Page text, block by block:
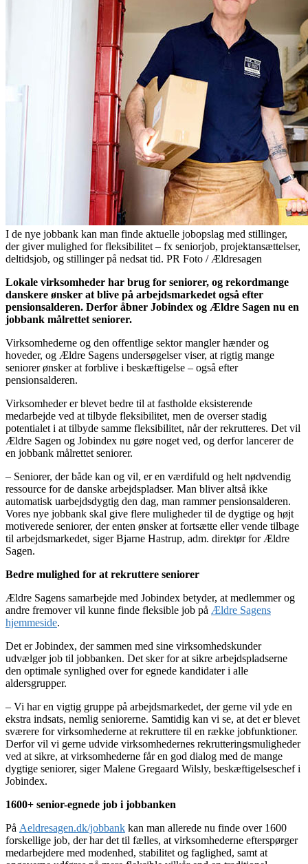
I de nye jobbank kan man finde aktuelle jobopslag med stillinger,
der giver mulighed for fleksibilitet – fx seniorjob, projektansættelser,
deltidsjob, og stillinger på nedsat tid. PR Foto / Ældresagen
Lokale virksomheder har brug for seniorer, og rekordmange
danskere ønsker at blive på arbejdsmarkedet også efter
pensionsalderen. Derfor åbner Jobindex og Ældre Sagen nu en
jobbank målrettet seniorer.
Virksomhederne og den offentlige sektor mangler hænder og
hoveder, og Ældre Sagens undersøgelser viser, at rigtig mange
seniorer ønsker at forblive i beskæftigelse – også efter
pensionsalderen.
Virksomheder er blevet bedre til at fastholde eksisterende
medarbejde ved at tilbyde fleksibilitet, men de overser stadig
potentialet i at tilbyde samme fleksibilitet, når der rekrutteres. Det vil
Ældre Sagen og Jobindex nu gøre noget ved, og derfor lancerer de
en jobbank målrettet seniorer.
– Seniorer, der både kan og vil, er en værdifuld og helt nødvendig
ressource for de danske arbejdspladser. Man bliver altså ikke
automatisk uarbejdsdygtig den dag, man rammer pensionsalderen.
Vores nye jobbank skal give flere muligheder til de dygtige og højt
motiverede seniorer, der enten ønsker at fortsætte eller vende tilbage
til arbejdsmarkedet, siger Bjarne Hastrup, adm. direktør for Ældre
Sagen.
Bedre mulighed for at rekruttere seniorer
Ældre Sagens samarbejde med Jobindex betyder, at medlemmer og
andre fremover vil kunne finde fleksible job på Ældre Sagens
hjemmeside.
Det er Jobindex, der sammen med sine virksomhedskunder
udvælger job til jobbanken. Det sker for at sikre arbejdspladserne
den optimale synlighed over for egnede kandidater i alle
aldersgrupper.
– Vi har en vigtig gruppe på arbejdsmarkedet, der gerne vil yde en
ekstra indsats, nemlig seniorerne. Samtidig kan vi se, at det er blevet
sværere for virksomhederne at rekruttere til en række jobfunktioner.
Derfor vil vi gerne udvide virksomhedernes rekrutteringsmuligheder
ved at sikre, at virksomhederne får en god dialog med de mange
dygtige seniorer, siger Malene Gregaard Wilsly, beskæftigelseschef i
Jobindex.
1600+ senior-egnede job i jobbanken
På Aeldresagen.dk/jobbank kan man allerede nu finde over 1600
forskellige job, der har det til fælles, at virksomhederne efterspørger
medarbejdere med modenhed, stabilitet og faglighed, samt at